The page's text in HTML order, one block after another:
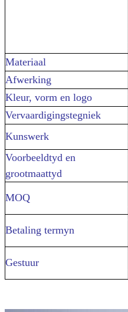
Materiaal
Afwerking
Kleur, vorm en logo
Vervaardigingstegniek
Kunswerk
Voorbeeldtyd en
grootmaattyd
MOQ
Betaling termyn
Gestuur